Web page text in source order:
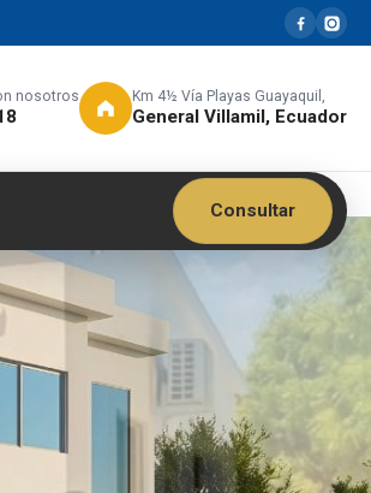
nosotros Km 4½ Vía Playas Guayaquil,
General Villamil, Ecuador
Consultar